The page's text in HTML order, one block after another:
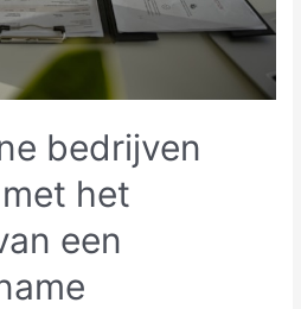
bedrijven
het
een